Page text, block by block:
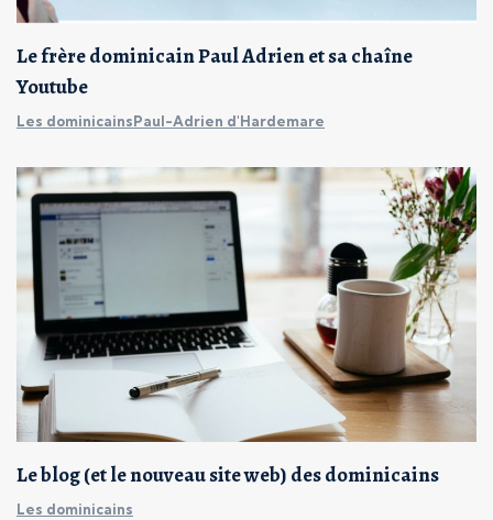
Le frère dominicain Paul Adrien et sa chaîne
Youtube
Les dominicainsPaul-Adrien d'Hardemare
Le blog (et le nouveau site web) des dominicains
Les dominicains